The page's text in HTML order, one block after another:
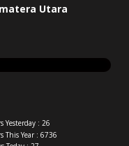
Utara
Yesterday : 26
This Year : 6736